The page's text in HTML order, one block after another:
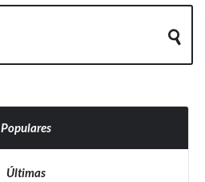
Populares
Últimas